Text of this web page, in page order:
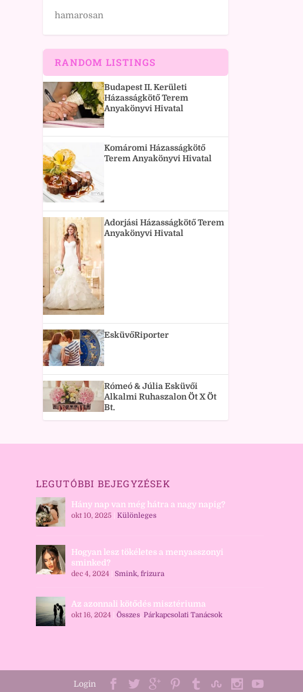
hamarosan
RANDOM LISTINGS
Budapest II. Kerületi
Házasságkötő Terem
Anyakönyvi Hivatal
Komáromi Házasságkötő
Terem Anyakönyvi Hivatal
Adorjási Házasságkötő Terem
Anyakönyvi Hivatal
EsküvőRiporter
Rómeó & Júlia Esküvői
Alkalmi Ruhaszalon Öt X Öt
Bt.
LEGUTÓBBI BEJEGYZÉSEK
Hány nap van még hátra a nagy napig?
okt 10, 2025 Különleges
Hogyan lesz tökéletes a menyasszonyi
sminked?
dec 4, 2024 Smink, frizura
Az azonnali kötődés misztériuma
okt 16, 2024 Összes, Párkapcsolati Tanácsok
Login